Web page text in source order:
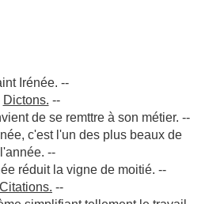
Irénée. --
Dictons. --
de se remttre à son métier. --
c'est l'un des plus beaux de
l'année. --
réduit la vigne de moitié. --
Citations. --